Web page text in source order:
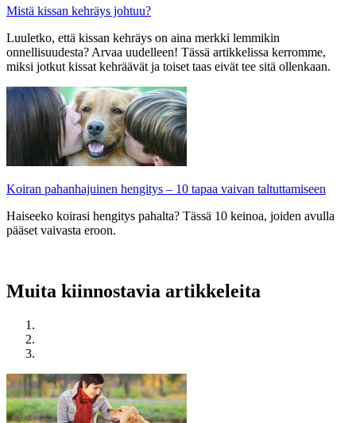
Mistä kissan kehräys johtuu?
Luuletko, että kissan kehräys on aina merkki lemmikin
onnellisuudesta? Arvaa uudelleen! Tässä artikkelissa kerromme,
miksi jotkut kissat kehräävät ja toiset taas eivät tee sitä ollenkaan.
Koiran pahanhajuinen hengitys – 10 tapaa vaivan taltuttamiseen
Haiseeko koirasi hengitys pahalta? Tässä 10 keinoa, joiden avulla
pääset vaivasta eroon.
Muita kiinnostavia artikkeleita